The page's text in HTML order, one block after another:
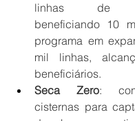
linhas de
beneficiando 10
programa em
mil linhas,
beneficiários.
Seca Zero:
cisternas para